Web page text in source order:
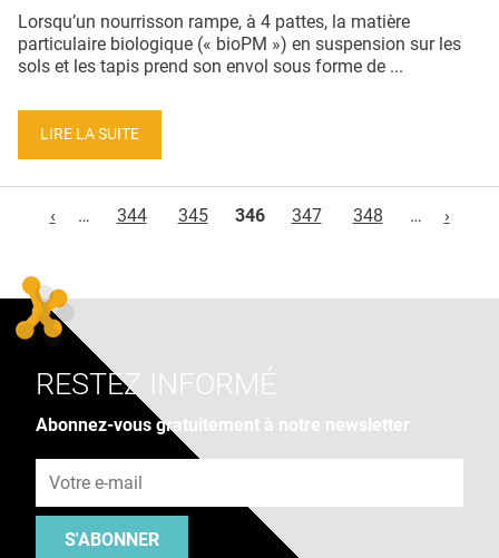
Lorsqu’un nourrisson rampe, à 4 pattes, la matière
particulaire biologique (« bioPM ») en suspension sur les
sols et les tapis prend son envol sous forme de ...
LIRE LA SUITE
‹
… 344 345 346 347 348 … ›
RESTEZ INFORMÉ
Abonnez-vous gratuitement à notre newsletter
S'ABONNER